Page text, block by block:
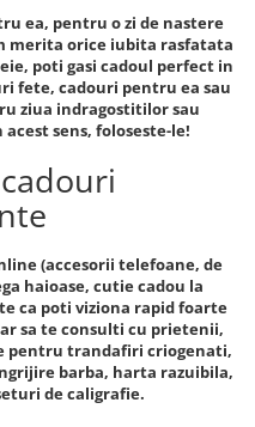
ea, pentru o zi de nastere
merita orice iubita rasfatata
poti gasi cadoul perfect in
fete, cadouri pentru ea sau
ziua indragostitilor sau
sens, foloseste-le!
(accesorii telefoane, de
haioase, cutie cadou la
ca poti viziona rapid foarte
sa te consulti cu prietenii,
pentru trandafiri criogenati,
barba, harta razuibila,
de caligrafie.